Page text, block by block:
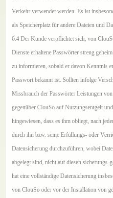
Verkehr verwendet werden. Es ist
als Speicherplatz für andere Dateien und
6.4 Der Kunde verpflichtet sich, von
Dienste erhaltene Passwörter streng
zu informieren, sobald er davon Kenntnis
Passwort bekannt ist. Sollten infolge
Missbrauch der Passwörter Leistungen
gegenüber ClouSo auf Nutzungsentgelt
hingewiesen, dass es ihm obliegt, nach
durch ihn bzw. seine Erfüllungs- oder
Datensicherung durchzuführen, wobei
abgelegt sind, nicht auf diesen
hat eine vollständige Datensicherung
von ClouSo oder vor der Installation von